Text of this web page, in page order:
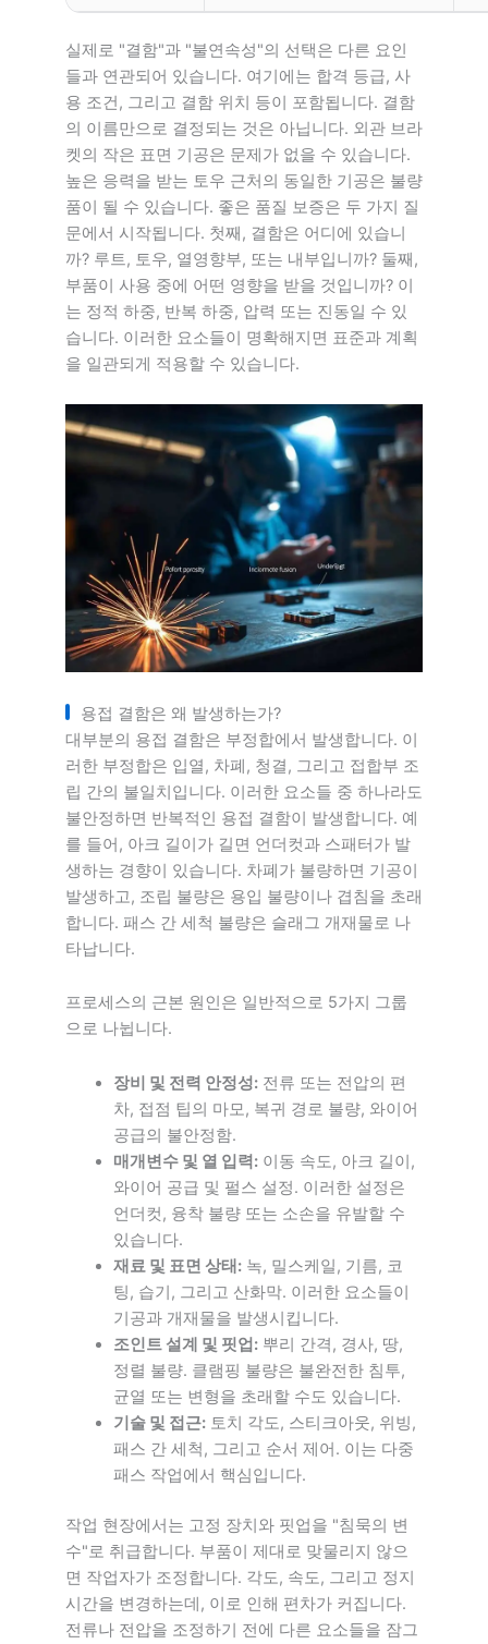
실제로 "결함"과 "불연속성"의 선택은 다른 요인
들과 연관되어 있습니다. 여기에는 합격 등급, 사
용 조건, 그리고 결함 위치 등이 포함됩니다. 결함
의 이름만으로 결정되는 것은 아닙니다. 외관 브라
켓의 작은 표면 기공은 문제가 없을 수 있습니다.
높은 응력을 받는 토우 근처의 동일한 기공은 불량
품이 될 수 있습니다. 좋은 품질 보증은 두 가지 질
문에서 시작됩니다. 첫째, 결함은 어디에 있습니
까? 루트, 토우, 열영향부, 또는 내부입니까? 둘째,
부품이 사용 중에 어떤 영향을 받을 것입니까? 이
는 정적 하중, 반복 하중, 압력 또는 진동일 수 있
습니다. 이러한 요소들이 명확해지면 표준과 계획
을 일관되게 적용할 수 있습니다.
용접 결함은 왜 발생하는가?
대부분의 용접 결함은 부정합에서 발생합니다. 이
러한 부정합은 입열, 차폐, 청결, 그리고 접합부 조
립 간의 불일치입니다. 이러한 요소들 중 하나라도
불안정하면 반복적인 용접 결함이 발생합니다. 예
를 들어, 아크 길이가 길면 언더컷과 스패터가 발
생하는 경향이 있습니다. 차폐가 불량하면 기공이
발생하고, 조립 불량은 용입 불량이나 겹침을 초래
합니다. 패스 간 세척 불량은 슬래그 개재물로 나
타납니다.
프로세스의 근본 원인은 일반적으로 5가지 그룹
으로 나뉩니다.
장비 및 전력 안정성:전류 또는 전압의 편
차, 접점 팁의 마모, 복귀 경로 불량, 와이어
공급의 불안정함.
매개변수 및 열 입력:이동 속도, 아크 길이,
와이어 공급 및 펄스 설정. 이러한 설정은
언더컷, 융착 불량 또는 소손을 유발할 수
있습니다.
재료 및 표면 상태:녹, 밀스케일, 기름, 코
팅, 습기, 그리고 산화막. 이러한 요소들이
기공과 개재물을 발생시킵니다.
조인트 설계 및 핏업:뿌리 간격, 경사, 땅,
정렬 불량. 클램핑 불량은 불완전한 침투,
균열 또는 변형을 초래할 수도 있습니다.
기술 및 접근:토치 각도, 스티크아웃, 위빙,
패스 간 세척, 그리고 순서 제어. 이는 다중
패스 작업에서 핵심입니다.
작업 현장에서는 고정 장치와 핏업을 "침묵의 변
수"로 취급합니다. 부품이 제대로 맞물리지 않으
면 작업자가 조정합니다. 각도, 속도, 그리고 정지
시간을 변경하는데, 이로 인해 편차가 커집니다.
전류나 전압을 조정하기 전에 다른 요소들을 잠그